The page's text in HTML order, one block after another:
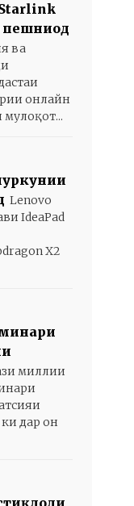
пешниҳод
ва
онлайн
мулоқот...
Lenovo
IdeaPad
X2
миллии
дар он